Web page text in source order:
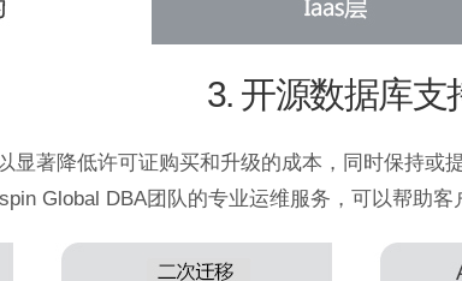
3. 开源数据库支
著降低许可证购买和升级的成本，同时保持或提
Global DBA团队的专业运维服务，可以帮助客